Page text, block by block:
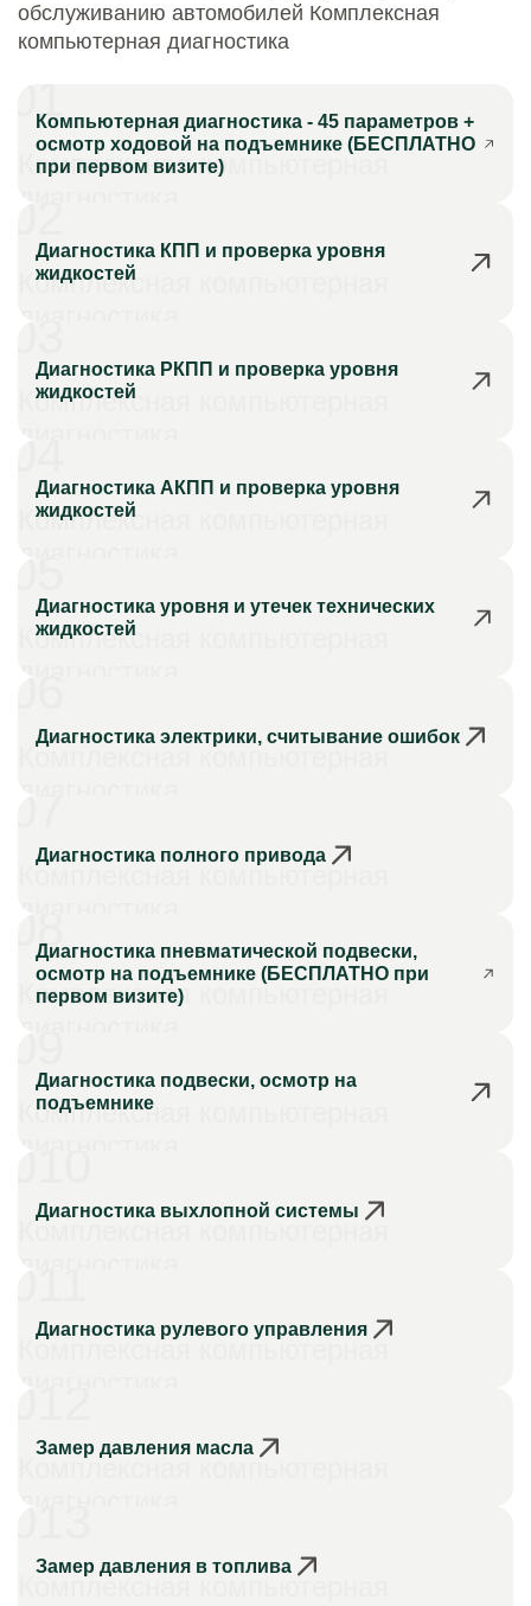
обслуживанию автомобилей Комплексная
компьютерная диагностика
01
Комплексная компьютерная
Компьютерная диагностика - 45 параметров +
осмотр ходовой на подъемнике (БЕСПЛАТНО
при первом визите)
Комплексная компьютерная
Диагностика КПП и проверка уровня
жидкостей
Комплексная компьютерная
Диагностика РКПП и проверка уровня
жидкостей
Комплексная компьютерная
Диагностика АКПП и проверка уровня
жидкостей
Комплексная компьютерная
Диагностика уровня и утечек технических
жидкостей
Комплексная компьютерная
Диагностика электрики, считывание ошибок
Комплексная компьютерная
Диагностика полного привода
08
Комплексная компьютерная
Диагностика пневматической подвески,
осмотр на подъемнике (БЕСПЛАТНО при
первом визите)
Комплексная компьютерная
Диагностика подвески, осмотр на
подъемнике
Комплексная компьютерная
Диагностика выхлопной системы
Комплексная компьютерная
Диагностика рулевого управления
Комплексная компьютерная
Замер давления масла
Комплексная компьютерная
Замер давления в топлива